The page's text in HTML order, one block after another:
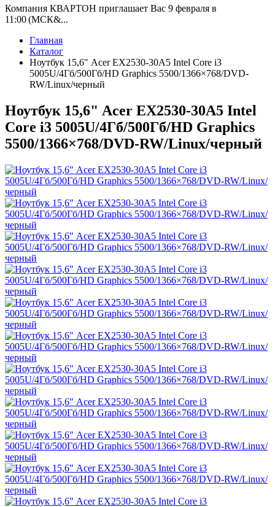
Компания КВАРТОН приглашает Вас 9 февраля в
11:00 (МСК&...
Главная
Каталог
Ноутбук 15,6" Acer EX2530-30A5 Intel Core i3
5005U/4Гб/500Гб/HD Graphics 5500/1366×768/DVD-
RW/Linux/черный
Ноутбук 15,6" Acer EX2530-30A5 Intel
Core i3 5005U/4Гб/500Гб/HD Graphics
5500/1366×768/DVD-RW/Linux/черный